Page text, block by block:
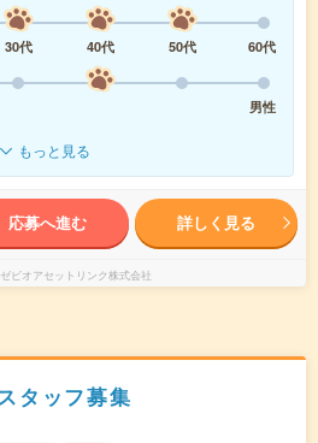
30代 40代 50代
60代
男性
もっと見る
応募へ進む 詳しく見る
ゼビオアセットリンク株式会社
タッフ募集